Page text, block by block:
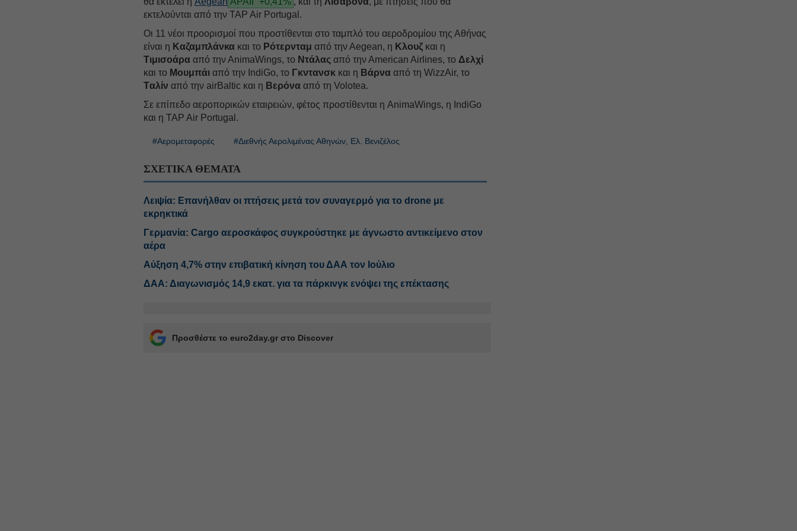
εκτελούνται από την TAP Air Portugal.
Οι 11 νέοι προορισμοί που προστίθενται στο ταμπλό του αεροδρομίου της Αθήνας
είναι η Καζαμπλάνκα και το Ρότερνταμ από την Αegean, η Kλουζ και η
Τιμισοάρα από την ΑnimaWings, το Nτάλας από την Αmerican Airlines, τοΔελχί
και το Μουμπάι από την IndiGo, το Γκντανσκ και η Βάρνα από τη WizzAir, το
Tαλίν από την airBaltic και η Βερόνα από τη Volotea.
Σε επίπεδο αεροπορικών εταιρειών, φέτος προστίθενται η AnimaWings, η IndiGo
και η TAP Air Portugal.
#Αερομεταφορές #Διεθνής Αερολιμένας Αθηνών, Ελ. Βενιζέλος
ΣΧΕΤΙΚΑ ΘΕΜΑΤΑ
Λειψία: Επανήλθαν οι πτήσεις μετά τον συναγερμό για το drone με
εκρηκτικά
Γερμανία: Cargo αεροσκάφος συγκρούστηκε με άγνωστο αντικείμενο στον
αέρα
Αύξηση 4,7% στην επιβατική κίνηση του ΔΑΑ τον Ιούλιο
ΔΑΑ: Διαγωνισμός 14,9 εκατ. για τα πάρκινγκ ενόψει της επέκτασης
Προσθέστε το euro2day.gr στο Discover